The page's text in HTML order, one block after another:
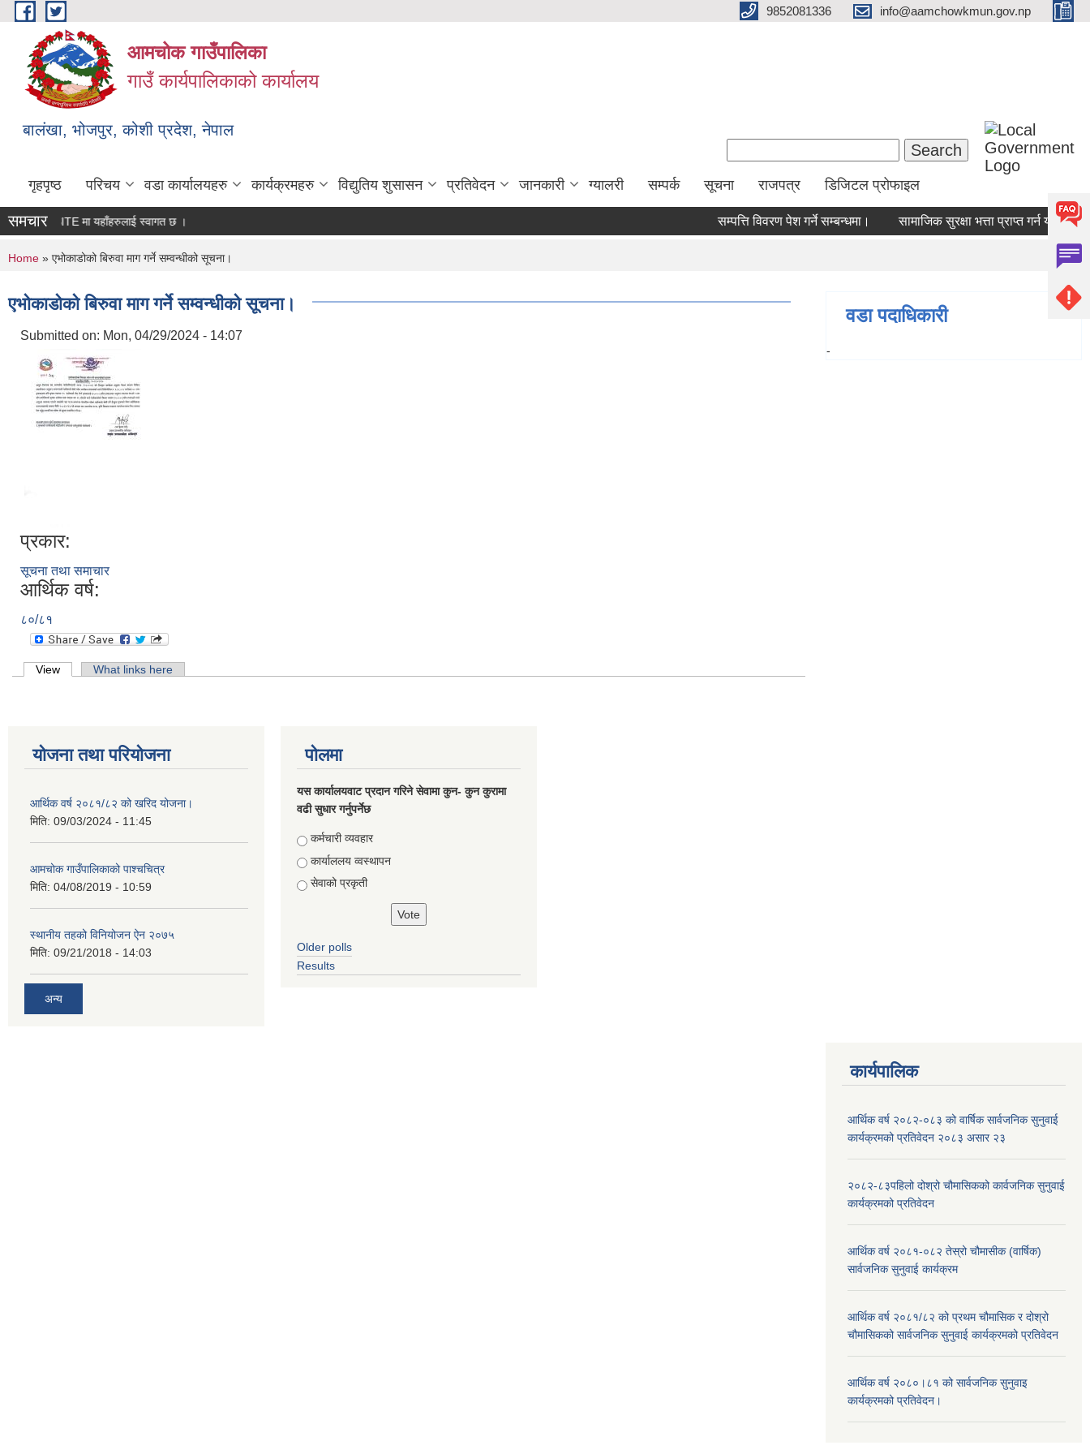
Skip to main content 9852081336 info@aamchowkmun.gov.np
आमचोक गाउँपालिका
गाउँ कार्यपालिकाको कार्यालय
बालंखा, भोजपुर, कोशी प्रदेश, नेपाल
गृहपृष्ठ परिचय वडा कार्यालयहरु कार्यक्रमहरु विद्युतिय शुसासन प्रतिवेदन जानकारी ग्यालरी सम्पर्क सूचना राजपत्र डिजिटल प्रोफाइल
WEBSITE मा यहाँहरुलाई स्वागत छ ।
समचार सम्पत्ति विवरण पेश गर्ने सम्बन्धमा। सामाजिक सुरक्षा भत्ता प्राप्‍त गर्न योग्य
You are here
Home » एभोकाडोको बिरुवा माग गर्ने सम्वन्धीको सूचना।
एभोकाडोको बिरुवा माग गर्ने सम्वन्धीको सूचना।
Submitted on: Mon, 04/29/2024 - 14:07
प्रकार:
सूचना तथा समाचार
आर्थिक वर्ष:
८०/८१
Primary tabs
View (active tab)What links here
वडा पदाधिकारी
-
योजना तथा परियोजना
आर्थिक वर्ष २०८१/८२ को खरिद योजना।
मिति: 09/03/2024 - 11:45
आमचोक गाउँपालिकाको पाश्चचित्र
मिति: 04/08/2019 - 10:59
स्थानीय तहको विनियोजन ऐन २०७५
मिति: 09/21/2018 - 14:03
अन्य
पोलमा
यस कार्यालयवाट प्रदान गरिने सेवामा कुन- कुन कुरामा
वढी सुधार गर्नुपर्नेछ
Choices
कर्मचारी व्यवहार
कार्याललय व्वस्थापन
सेवाको प्रकृती
Older polls
Results
कार्यपालिक
आर्थिक वर्ष २०८२-०८३ को वार्षिक सार्वजनिक सुनुवाई
कार्यक्रमको प्रतिवेदन २०८३ असार २३
२०८२-८३पहिलो दोश्रो चौमासिकको कार्वजनिक सुनुवाई
कार्यक्रमको प्रतिवेदन
आर्थिक वर्ष २०८१-०८२ तेस्रो चौमासीक (वार्षिक)
सार्वजनिक सुनुवाई कार्यक्रम
आर्थिक वर्ष २०८१/८२ को प्रथम चौमासिक र दोश्रो
चौमासिकको सार्वजनिक सुनुवाई कार्यक्रमको प्रतिवेदन
आर्थिक वर्ष २०८०।८१ को सार्वजनिक सुनुवाइ
कार्यक्रमको प्रतिवेदन।